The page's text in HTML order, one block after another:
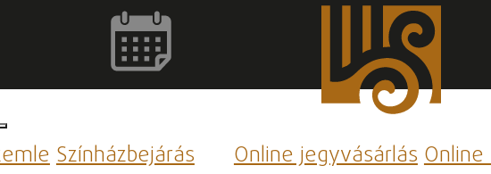
Színházbejárás
Online jegyvásárlás